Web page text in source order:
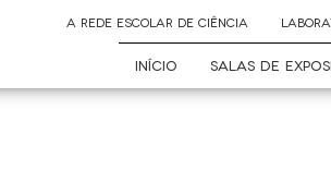
A REDE ESCOLAR DE CIÊNCIA
INÍCIO SALAS DE